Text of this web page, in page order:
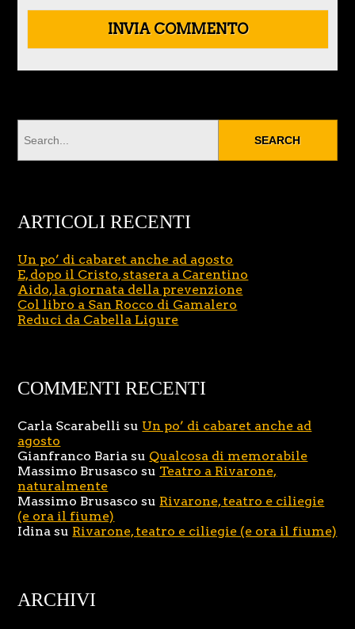
ARTICOLI RECENTI
Un po’ di cabaret anche ad agosto
E, dopo il Cristo, stasera a Carentino
Aido, la giornata della prevenzione
Col libro a San Rocco di Gamalero
Reduci da Cabella Ligure
COMMENTI RECENTI
Carla Scarabelli su Un po’ di cabaret anche ad
agosto
Gianfranco Baria su Qualcosa di memorabile
Massimo Brusasco su Teatro a Rivarone,
naturalmente
Massimo Brusasco su Rivarone, teatro e ciliegie
(e ora il fiume)
Idina su Rivarone, teatro e ciliegie (e ora il fiume)
ARCHIVI